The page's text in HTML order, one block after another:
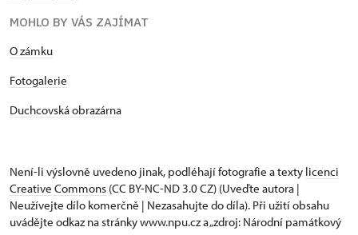
MOHLO BY VÁS ZAJÍMAT
O zámku
Fotogalerie
Duchcovská obrazárna
Není-li výslovně uvedeno jinak, podléhají fotografie a texty licenci
Creative Commons (CC BY-NC-ND 3.0 CZ) (Uveďte autora |
Neužívejte dílo komerčně | Nezasahujte do díla). Při užití obsahu
uvádějte odkaz na stránky www.npu.cz a „zdroj: Národní památkový